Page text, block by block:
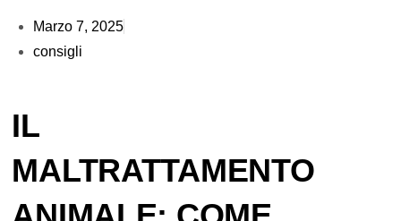
Marzo 7, 2025
consigli
IL
MALTRATTAMENTO